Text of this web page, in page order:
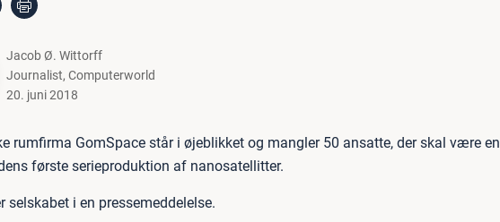
Jacob Ø. Wittorff
Journalist, Computerworld
20. juni 2018
rumfirma GomSpace står i øjeblikket og mangler 50 ansatte, der skal være en
første serieproduktion af nanosatellitter.
selskabet i en pressemeddelelse.